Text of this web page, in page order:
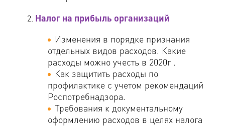
Налог на прибыль организаций
Изменения в порядке признания
отдельных видов расходов. Какие
расходы можно учесть в 2020г .
Как защитить расходы по
профилактике с учетом рекомендаций
Роспотребнадзора.
Требования к документальному
оформлению расходов в целях налога